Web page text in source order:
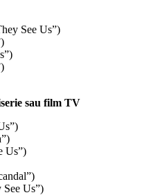
See Us”)
sau film TV
Us”)
Us”)